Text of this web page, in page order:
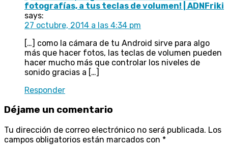
fotografías, a tus teclas de volumen! | ADNFriki
says:
27 octubre, 2014 a las 4:34 pm
[…] como la cámara de tu Android sirve para algo
más que hacer fotos, las teclas de volumen pueden
hacer mucho más que controlar los niveles de
sonido gracias a […]
Responder
Déjame un comentario
Tu dirección de correo electrónico no será publicada. Los
campos obligatorios están marcados con *